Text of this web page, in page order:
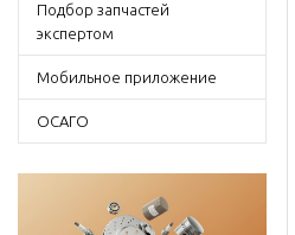
Подбор запчастей
экспертом
Мобильное приложение
ОСАГО